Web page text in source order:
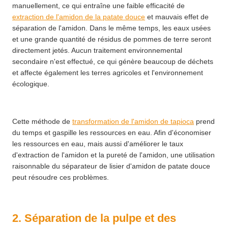
manuellement, ce qui entraîne une faible efficacité de
extraction de l'amidon de la patate douce et mauvais effet de
séparation de l'amidon. Dans le même temps, les eaux usées
et une grande quantité de résidus de pommes de terre seront
directement jetés. Aucun traitement environnemental
secondaire n'est effectué, ce qui génère beaucoup de déchets
et affecte également les terres agricoles et l'environnement
écologique.
Cette méthode detransformation de l'amidon de tapioca prend
du temps et gaspille les ressources en eau. Afin d'économiser
les ressources en eau, mais aussi d'améliorer le taux
d'extraction de l'amidon et la pureté de l'amidon, une utilisation
raisonnable du séparateur de lisier d'amidon de patate douce
peut résoudre ces problèmes.
2. Séparation de la pulpe et des